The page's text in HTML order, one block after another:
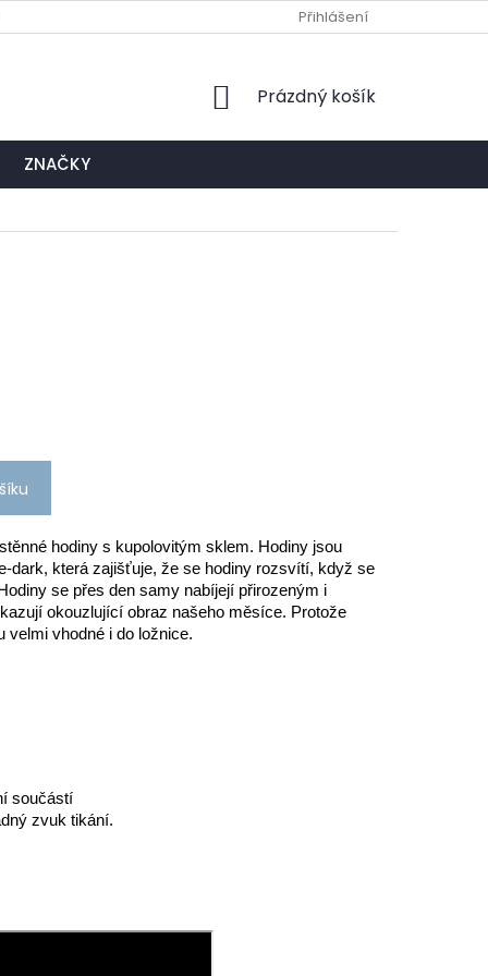
EXPEDIČNÍ A KONTAKTNÍ MÍSTO
Přihlášení
NÁKUPNÍ
Prázdný košík
ZNAČKY
hodiny s kupolovitým sklem. Hodiny jsou
dark, která zajišťuje, že se hodiny rozsvítí, když se
se přes den samy nabíjejí přirozeným i
okouzlující obraz našeho měsíce. Protože
velmi vhodné i do ložnice.
součástí
zvuk tikání.